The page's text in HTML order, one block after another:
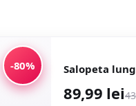
-80% Salopeta
89,99 lei